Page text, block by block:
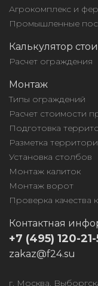
Агрокомплекс и
Промышленные
Калькулятор
Расчет ограждения
Монтаж
Типы ограждений
Расчет стоимости
Подготовка
Разметка
Установка столбов
Монтаж калиток
Монтаж ворот
Проверка качества
Контактная
+7 (495) 120-
zakaz@f24.su
г. Москва,